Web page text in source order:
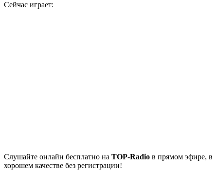
Сейчас играет:
Cлушайте онлайн бесплатно на TOP-Radio в прямом эфире, в
хорошем качестве без регистрации!